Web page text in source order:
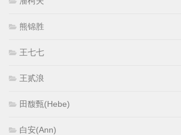
熊锦胜
王七七
王贰浪
田馥甄(Hebe)
白安(Ann)